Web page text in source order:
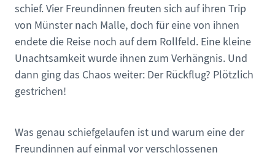
schief. Vier Freundinnen freuten sich auf ihren Trip
von Münster nach Malle, doch für eine von ihnen
endete die Reise noch auf dem Rollfeld. Eine kleine
Unachtsamkeit wurde ihnen zum Verhängnis. Und
dann ging das Chaos weiter: Der Rückflug? Plötzlich
gestrichen!
Was genau schiefgelaufen ist und warum eine der
Freundinnen auf einmal vor verschlossenen